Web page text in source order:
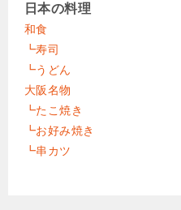
日本の料理
和食
┗寿司
┗うどん
大阪名物
┗たこ焼き
┗お好み焼き
┗串カツ